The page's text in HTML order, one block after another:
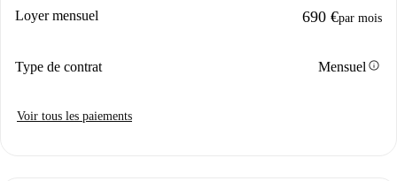
Loyer mensuel 690 €par mois
Type de contrat Mensuel info
Voir tous les paiements